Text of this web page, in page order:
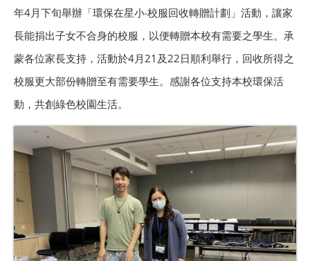
年4月下旬舉辦「環保在星小‧校服回收轉贈計劃」活動，讓家
長能捐出子女不合身的校服，以便轉贈本校有需要之學生。承
蒙各位家長支持，活動於4月21及22日順利舉行，回收所得之
校服更大部份轉贈至有需要學生。感謝各位支持本校環保活
動，共創綠色校園生活。